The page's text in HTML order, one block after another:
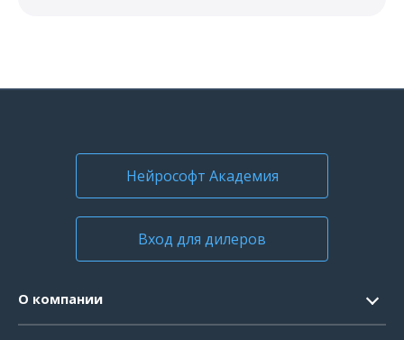
Нейрософт Академия
Вход для дилеров
О компании